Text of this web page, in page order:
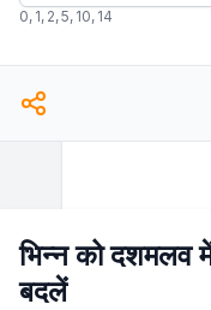
0, 1, 2,5, 10, 14
भिन्न को
बदलें